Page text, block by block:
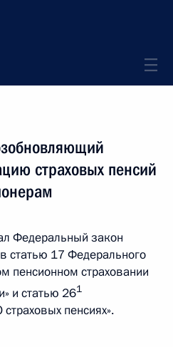
страховых пенсий
Федеральный закон
статью 17 Федерального
пенсионном страховании
и статью 261
пенсиях».